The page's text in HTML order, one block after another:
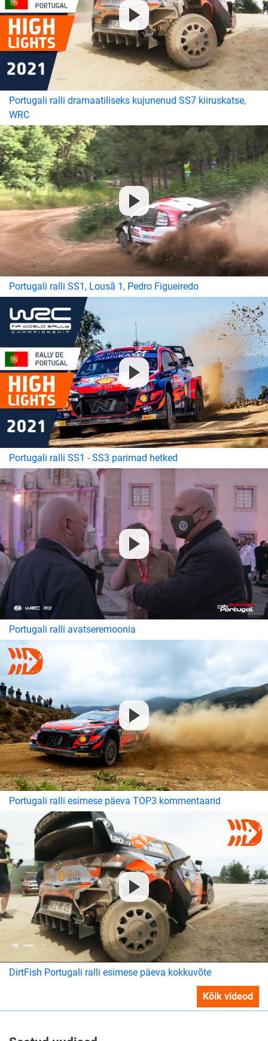
Portugali ralli dramaatiliseks kujunenud SS7 kiiruskatse,
WRC
Portugali ralli SS1, Lousã 1, Pedro Figueiredo
Portugali ralli SS1 - SS3 parimad hetked
Portugali ralli avatseremoonia
Portugali ralli esimese päeva TOP3 kommentaarid
DirtFish Portugali ralli esimese päeva kokkuvõte
Kõik videod